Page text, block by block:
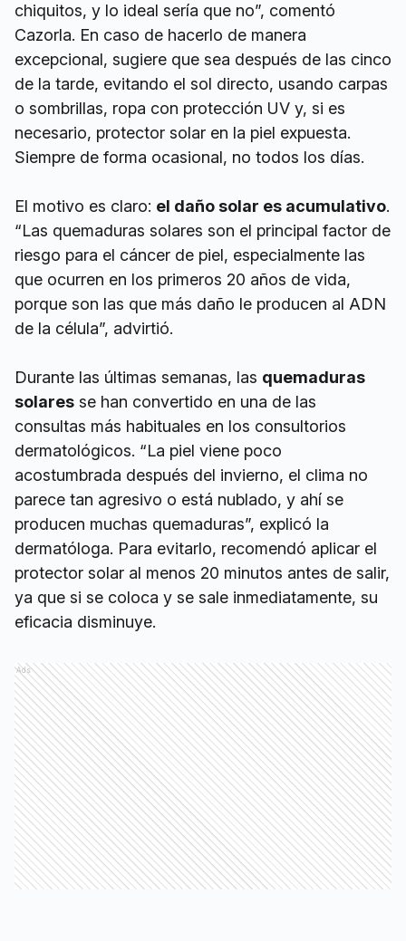
chiquitos, y lo ideal sería que no”, comentó
Cazorla. En caso de hacerlo de manera
excepcional, sugiere que sea después de las cinco
de la tarde, evitando el sol directo, usando carpas
o sombrillas, ropa con protección UV y, si es
necesario, protector solar en la piel expuesta.
Siempre de forma ocasional, no todos los días.
El motivo es claro: el daño solar es acumulativo.
“Las quemaduras solares son el principal factor de
riesgo para el cáncer de piel, especialmente las
que ocurren en los primeros 20 años de vida,
porque son las que más daño le producen al ADN
de la célula”, advirtió.
Durante las últimas semanas, las quemaduras
solares se han convertido en una de las
consultas más habituales en los consultorios
dermatológicos. “La piel viene poco
acostumbrada después del invierno, el clima no
parece tan agresivo o está nublado, y ahí se
producen muchas quemaduras”, explicó la
dermatóloga. Para evitarlo, recomendó aplicar el
protector solar al menos 20 minutos antes de salir,
ya que si se coloca y se sale inmediatamente, su
eficacia disminuye.
Ads